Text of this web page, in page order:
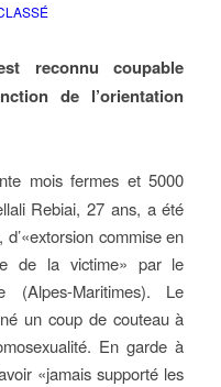
reconnu coupable
de l’orientation
mois fermes et 5000
Rebiai, 27 ans, a été
commise en
de la victime» par le
(Alpes-Maritimes). Le
un coup de couteau à
En garde à
«jamais supporté les